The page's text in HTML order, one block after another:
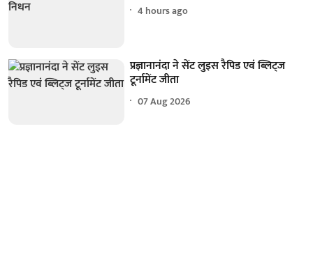
4 hours ago
प्रज्ञानानंदा ने सेंट लुइस रैपिड एवं ब्लिट्ज
टूर्नामेंट जीता
07 Aug 2026